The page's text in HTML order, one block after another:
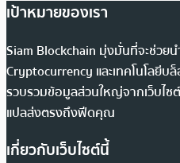
เป้าหมายของเรา
Siam Blockchain มุ่งมั่นที่จะช่วย
Cryptocurrency และเทคโนโลยีบ
รวบรวมข้อมูลส่วนใหญ่จากเว็บไซ
แปลส่งตรงถึงฟีดคุณ
เกี่ยวกับเว็บไซต์นี้